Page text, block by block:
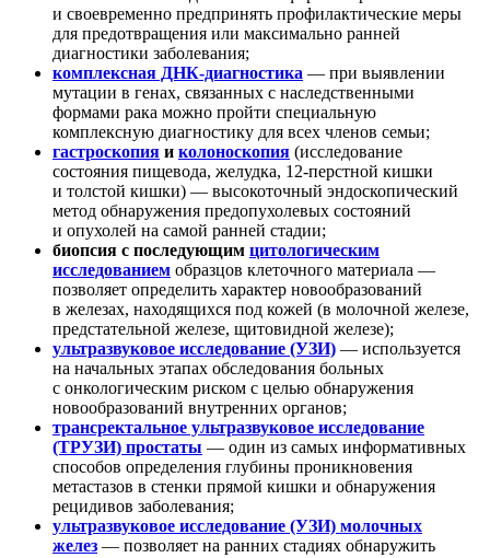
и своевременно предпринять профилактические меры
для предотвращения или максимально ранней
диагностики заболевания;
комплексная ДНК-диагностика — при выявлении
мутации в генах, связанных с наследственными
формами рака можно пройти специальную
комплексную диагностику для всех членов семьи;
гастроскопия и колоноскопия (исследование
состояния пищевода, желудка, 12-перстной кишки
и толстой кишки) — высокоточный эндоскопический
метод обнаружения предопухолевых состояний
и опухолей на самой ранней стадии;
биопсия с последующим цитологическим
исследованием образцов клеточного материала —
позволяет определить характер новообразований
в железах, находящихся под кожей (в молочной железе,
предстательной железе, щитовидной железе);
ультразвуковое исследование (УЗИ) — используется
на начальных этапах обследования больных
с онкологическим риском с целью обнаружения
новообразований внутренних органов;
трансректальное ультразвуковое исследование
(ТРУЗИ) простаты — один из самых информативных
способов определения глубины проникновения
метастазов в стенки прямой кишки и обнаружения
рецидивов заболевания;
ультразвуковое исследование (УЗИ) молочных
желез — позволяет на ранних стадиях обнаружить